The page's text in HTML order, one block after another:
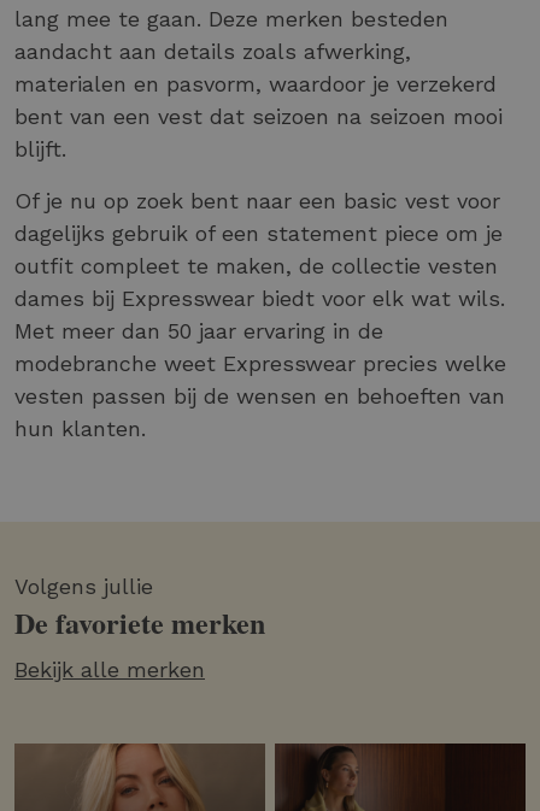
lang mee te gaan. Deze merken besteden
aandacht aan details zoals afwerking,
materialen en pasvorm, waardoor je verzekerd
bent van een vest dat seizoen na seizoen mooi
blijft.
Of je nu op zoek bent naar een basic vest voor
dagelijks gebruik of een statement piece om je
outfit compleet te maken, de collectie vesten
dames bij Expresswear biedt voor elk wat wils.
Met meer dan 50 jaar ervaring in de
modebranche weet Expresswear precies welke
vesten passen bij de wensen en behoeften van
hun klanten.
Volgens jullie
De favoriete merken
Bekijk alle merken